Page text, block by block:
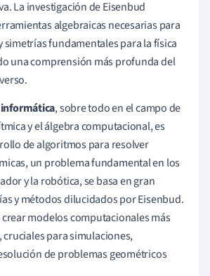
La investigación de Eisenbud
algebraicas necesarias para
simetrías fundamentales para la física
una comprensión más profunda del
informática, sobre todo en el campo de
y el álgebra computacional, es
de algoritmos para resolver
un problema fundamental en los
y la robótica, se basa en gran
y métodos dilucidados por Eisenbud.
modelos computacionales más
cruciales para simulaciones,
de problemas geométricos